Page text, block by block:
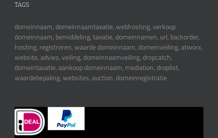
TAGS
domeinnaam, domeinnaamtaxatie, webhosting, verkoop
domeinnaam, bemiddeling, taxatie, domeinnamen, url, backorder,
hosting, registreren, waarde domeinnaam, domeinveiling, atworx,
website, advies, veiling, domeinnaamveiling, dropcatch,
domeintaxatie, aankoop domeinnaam, mediation, droplist,
waardebepaling, websites, auction, domeinregistratie